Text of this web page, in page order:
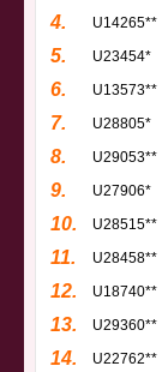
4. U14265**
5. U23454*
6. U13573**
7. U28805*
8. U29053**
9. U27906*
10. U28515**
11. U28458**
12. U18740**
13. U29360**
14. U22762**